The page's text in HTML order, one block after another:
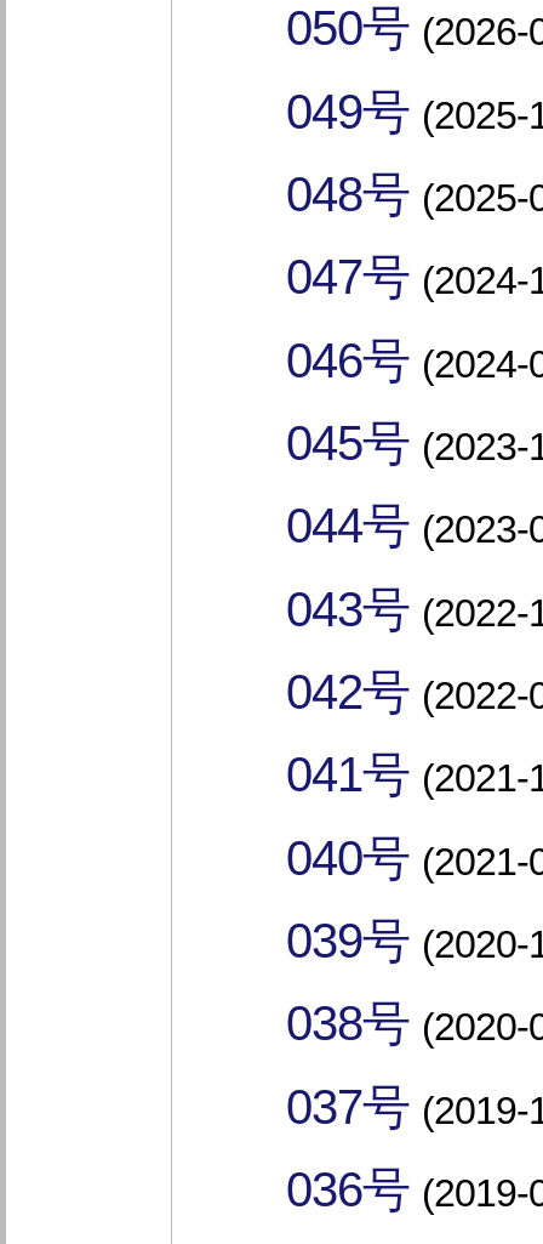
050号 (2026-
049号 (2025-
048号 (2025-
047号 (2024-
046号 (2024-
045号 (2023-
044号 (2023-
043号 (2022-
042号 (2022-
041号 (2021-
040号 (2021-
039号 (2020-
038号 (2020-
037号 (2019-
036号 (2019-